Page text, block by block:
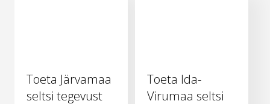
Toeta Järvamaa
seltsi tegevust
Toeta Ida-
Virumaa seltsi